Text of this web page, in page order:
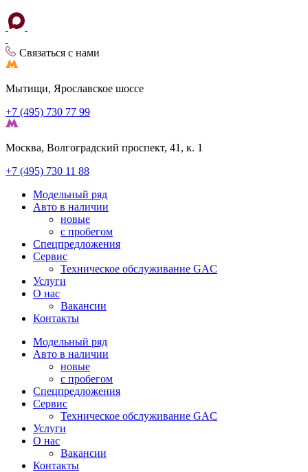
Связаться с нами
Мытищи, Ярославское шоссе
+7 (495) 730 77 99
Москва, Волгоградский проспект, 41, к. 1
+7 (495) 730 11 88
Модельный ряд
Авто в наличии
новые
с пробегом
Спецпредложения
Сервис
Техническое обслуживание GAC
Услуги
О нас
Вакансии
Контакты
Модельный ряд
Авто в наличии
новые
с пробегом
Спецпредложения
Сервис
Техническое обслуживание GAC
Услуги
О нас
Вакансии
Контакты